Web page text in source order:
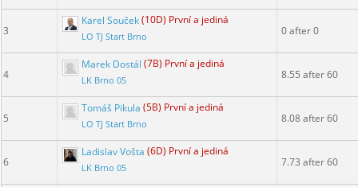
3
Karel Souček(10D) První a jediná
LO TJ Start Brno 0 after 0
4
Marek Dostál (7B) První a jediná
LK Brno 05 8.55 after 60
5
Tomáš Pikula (5B) První a jediná
LO TJ Start Brno 8.08 after 60
6
Ladislav Vošta (6D) První a jediná
LK Brno 05 7.73 after 60